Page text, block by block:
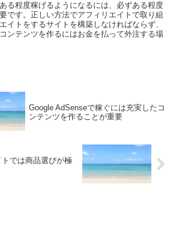
る程度稼げるようになるには、必ずある程度
です。正しい方法でアフィリエイトで取り組
イトをするサイトを構築しなければならず、
ンテンツを作るにはお金を払って外注する場
Google AdSenseで稼ぐには充実したコ
ンテンツを作ることが重要
では商品選びが極